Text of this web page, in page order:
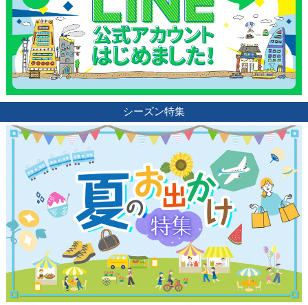
シーズン特集
観光ガイド
ランキング
ブログ記事
サイトについて